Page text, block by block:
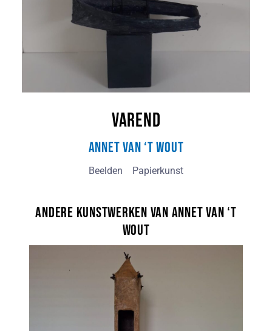
Varend
Annet van ‘t Wout
Beelden Papierkunst
Andere kunstwerken van Annet van ‘t
Wout